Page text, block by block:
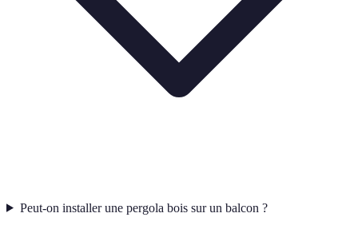
Peut-on installer une pergola bois sur un balcon ?